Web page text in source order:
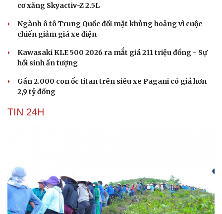
Du lịch
Podcast
cơ xăng Skyactiv-Z 2.5L
Ngành ô tô Trung Quốc đối mặt khủng hoảng vì cuộc
chiến giảm giá xe điện
Kawasaki KLE 500 2026 ra mắt giá 211 triệu đồng - Sự
hồi sinh ấn tượng
Gần 2.000 con ốc titan trên siêu xe Pagani có giá hơn
2,9 tỷ đồng
TIN 24H